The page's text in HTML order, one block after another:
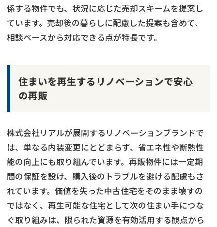
係する物件でも、状況に応じた売却スキームを提案し
ています。売却後の暮らしに配慮した提案も含めて、
相談ベースから対応できる点が特長です。
住まいを再生するリノベーションで安心
の再販
株式会社リアルが展開するリノベーションブランドで
は、単なる内装変更にとどまらず、省エネ性や断熱性
能の向上にも取り組んでいます。再販物件には一定期
間の保証を設け、購入後のトラブルを避ける配慮もさ
れています。価値を失った中古住宅をそのまま壊すの
ではなく、再生可能な住宅として次の住まい手につな
ぐ取り組みは、限られた資源を有効活用する観点から